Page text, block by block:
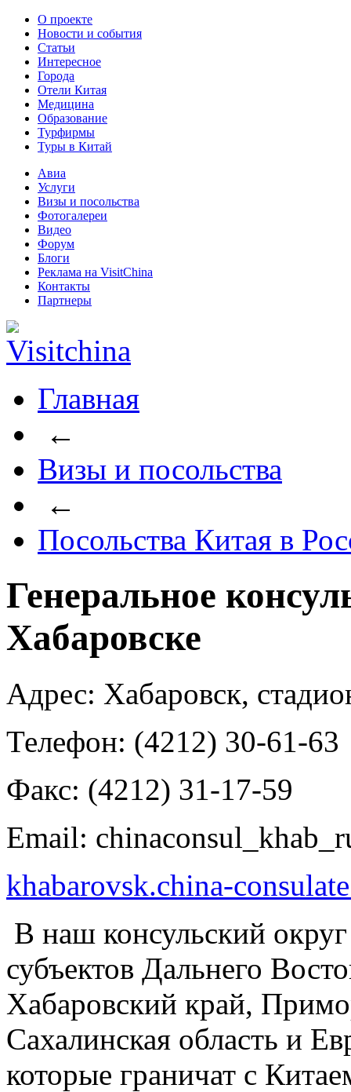
О проекте
Новости и события
Статьи
Интересное
Города
Отели Китая
Медицина
Образование
Турфирмы
Туры в Китай
Авиа
Услуги
Визы и посольства
Фотогалереи
Видео
Форум
Блоги
Реклама на VisitChina
Контакты
Партнеры
Главная
←
Визы и посольства
←
Посольства Китая в
Генеральное
Хабаровске
Адрес: Хабаровск,
Телефон: (4212) 30-61-63
Факс: (4212) 31-17-59
Email:
khabarovsk.china-
В наш консульский
субъектов Дальнего
Хабаровский край,
Сахалинская область и
которые граничат с